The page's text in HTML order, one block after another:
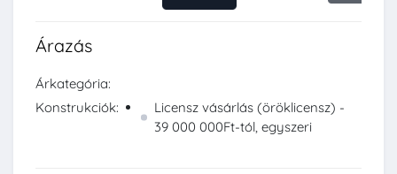
Árazás
Árkategória:
Konstrukciók:
Licensz vásárlás (öröklicensz) -
39 000 000Ft-tól, egyszeri